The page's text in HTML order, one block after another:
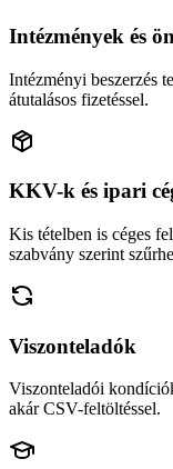
Intézmények és
Intézményi beszerzés
átutalásos fizetéssel.
KKV-k és ipari
Kis tételben is céges
szabvány szerint
Viszonteladók
Viszonteladói
akár CSV-feltöltéssel.